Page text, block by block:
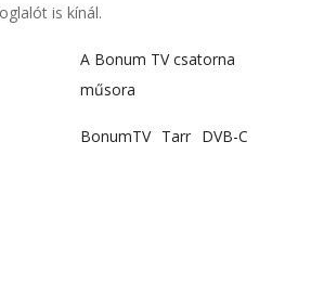
is kínál.
A Bonum TV csatorna
műsora
BonumTV Tarr DVB-C